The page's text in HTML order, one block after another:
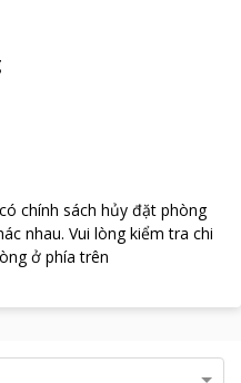
chính sách hủy đặt phòng
nhau. Vui lòng kiểm tra chi
ở phía trên